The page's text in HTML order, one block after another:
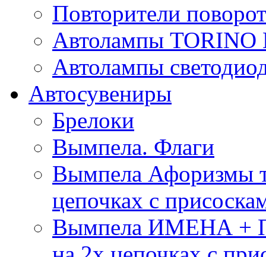
Повторители
Автолампы
Автолампы
Автосувениры
Брелоки
Вымпела. Флаги
Вымпела Афоризмы
цепочках с
Вымпела ИМЕНА +